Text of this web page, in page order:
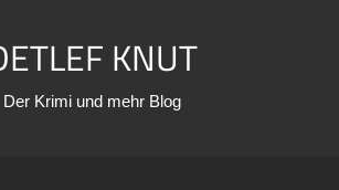
KNUT
Der Krimi und mehr Blog